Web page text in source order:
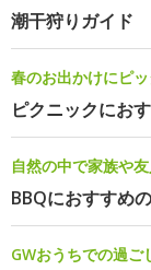
潮干狩りガイド
春のお出かけにピッ
ピクニックにお
自然の中で家族や
BBQにおすすめ
GWおうちでの過ご